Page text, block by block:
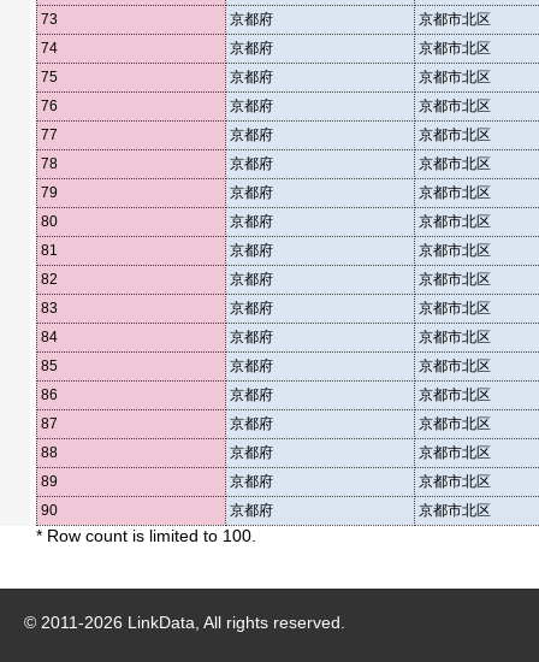
73
京都府
京都市北区
74
京都府
京都市北区
75
京都府
京都市北区
76
京都府
京都市北区
77
京都府
京都市北区
78
京都府
京都市北区
79
京都府
京都市北区
80
京都府
京都市北区
81
京都府
京都市北区
82
京都府
京都市北区
83
京都府
京都市北区
84
京都府
京都市北区
85
京都府
京都市北区
86
京都府
京都市北区
87
京都府
京都市北区
88
京都府
京都市北区
89
京都府
京都市北区
90
京都府 京都市北区
* Row count is limited to 100.
© 2011-2026 LinkData, All rights reserved.